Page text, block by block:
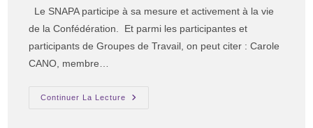
Le SNAPA participe à sa mesure et activement à la vie
de la Confédération. Et parmi les participantes et
participants de Groupes de Travail, on peut citer : Carole
CANO, membre…
Continuer La Lecture